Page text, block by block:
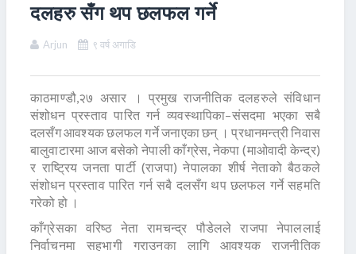
दलहरु सँग थप छलफल गर्ने
Arjun ९ वर्ष अगाडि
काठमाण्डौ,२७ असार । प्रमुख राजनीतिक दलहरुले संविधान
संशोधन प्रस्ताव पारित गर्न व्यवस्थापिका–संसदमा भएका सबै
दलसँग आवश्यक छलफल गर्ने जनाएका छन् । प्रधानमन्त्री निवास
बालुवाटारमा आज बसेको नेपाली काँग्रेस, नेकपा (माओवादी केन्द्र)
र राष्ट्रिय जनता पार्टी (राजपा) नेपालका शीर्ष नेताको बैठकले
संशोधन प्रस्ताव पारित गर्न सबै दलसँग थप छलफल गर्ने सहमति
गरेको हो ।
काँग्रेसका वरिष्ठ नेता रामचन्द्र पौडेलले राजपा नेपाललाई
निर्वाचनमा सहभागी गराउनका लागि आवश्यक राजनीतिक